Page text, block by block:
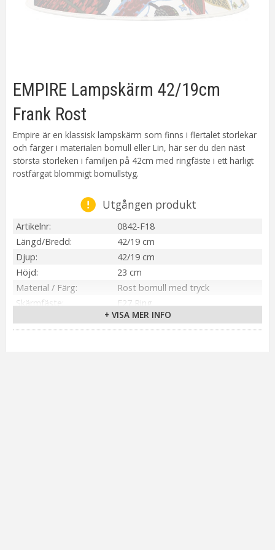
EMPIRE Lampskärm 42/19cm
Frank Rost
Empire är en klassisk lampskärm som finns i flertalet storlekar
och färger i materialen bomull eller Lin, här ser du den näst
största storleken i familjen på 42cm med ringfäste i ett härligt
rostfärgat blommigt bomullstyg.
Utgången produkt
Artikelnr
0842-F18
Längd/Bredd
42/19 cm
Djup
42/19 cm
Höjd
23 cm
Material / Färg
Rost bomull med tryck
Skärmfäste
E27 Ring
Inomhus
Tillverkare
PR Home
+ VISA MER INFO